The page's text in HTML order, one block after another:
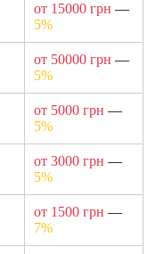
от 15000 грн —
5%
от 50000 грн —
5%
от 5000 грн —
5%
от 3000 грн —
5%
от 1500 грн —
7%